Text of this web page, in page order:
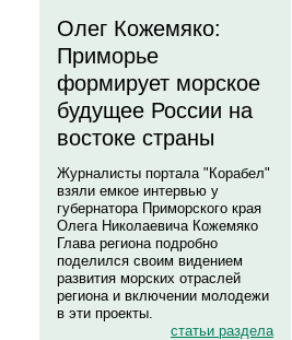
Олег Кожемяко:
Приморье
формирует морское
будущее России на
востоке страны
Журналисты портала "Корабел"
взяли емкое интервью у
губернатора Приморского края
Олега Николаевича Кожемяко
Глава региона подробно
поделился своим видением
развития морских отраслей
региона и включении молодежи
в эти проекты.
статьи раздела